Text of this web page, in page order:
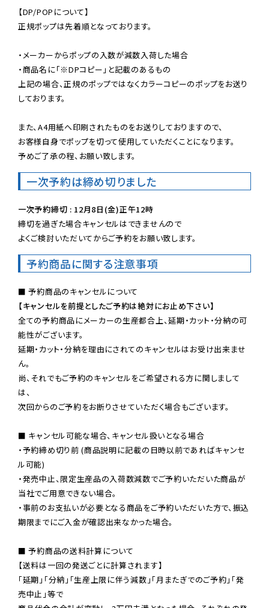
【DP/POPについて】
正規ポップは先着順となっております。
・メーカーからポップの入数が減数入荷した場合
・商品名に「※DPコピー」と記載のあるもの
上記の場合、正規のポップではなくカラーコピーのポップをお送り
しております。
また、A4用紙へ印刷されたものをお送りしておりますので、
お客様自身でポップを切って使用していただくことになります。
予めご了承の程、お願い致します。
一次予約は締め切りました
一次予約締切 : 12月8日(金)正午12時
締切を過ぎた場合キャンセルはできませんので
よくご検討いただいてからご予約をお願い致します。
予約商品に関する注意事項
【キャンセルを前提としたご予約は絶対にお止め下さい】
全ての予約商品にメーカーの生産都合上、延期・カット・分納の可
能性がございます。
延期・カット・分納を理由にされてのキャンセルはお受け出来ませ
ん。
尚、それでもご予約のキャンセルをご希望される方に関しまして
は、
次回からのご予約をお断りさせていただく場合もございます。
■ キャンセル可能な場合、キャンセル扱いとなる場合
・予約締め切り前 (商品説明に記載の日時以前であればキャンセ
ル可能)
・発売中止、限定生産品の入荷数減数でご予約いただいた商品が
当社でご用意できない場合。
・事前のお支払いが必要となる商品をご予約いただいた方で、振込
期限までにご入金が確認出来なかった場合。
■ 予約商品の送料計算について
【送料は一回の発送ごとに計算されます】
「延期」「分納」「生産上限に伴う減数」「月またぎでのご予約」「発
売中止」等で